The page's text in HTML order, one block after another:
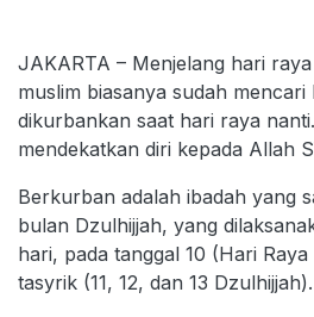
JAKARTA – Menjelang hari
muslim biasanya sudah
dikurbankan saat hari raya
mendekatkan diri kepada Allah
Berkurban adalah ibadah yang
bulan Dzulhijjah, yang
hari, pada tanggal 10 (Hari
tasyrik (11, 12, dan 13 Dzulhijjah).